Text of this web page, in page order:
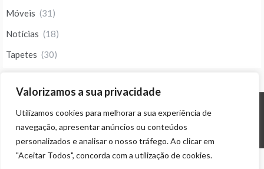
Valorizamos a sua privacidade
Utilizamos cookies para melhorar a sua experiência de
navegação, apresentar anúncios ou conteúdos
personalizados e analisar o nosso tráfego. Ao clicar em
"Aceitar Todos", concorda com a utilização de cookies.
Móveis (31)
Notícias (18)
Tapetes (30)